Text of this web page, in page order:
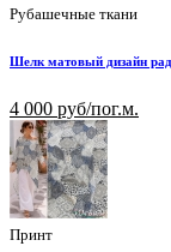
Рубашечные ткани
Шелк матовый дизайн
4 000 руб/пог.м.
Принт